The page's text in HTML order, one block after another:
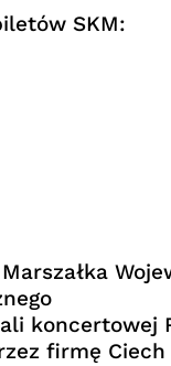
SKM:
koncertowej
firmę Ciech